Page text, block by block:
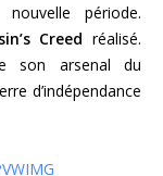
période.
Creed réalisé.
son arsenal du
d’indépendance